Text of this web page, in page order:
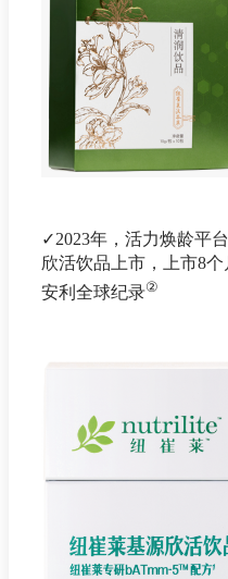
✓2023年，活力焕龄平
欣活饮品上市，上市8
安利全球纪录②